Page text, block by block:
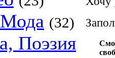
(32)
Поэзия